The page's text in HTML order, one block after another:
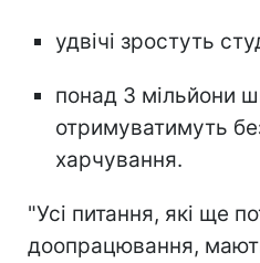
удвічі зростуть
понад 3 мільйони
отримуватимуть
харчування.
"Усі питання, які ще
доопрацювання,